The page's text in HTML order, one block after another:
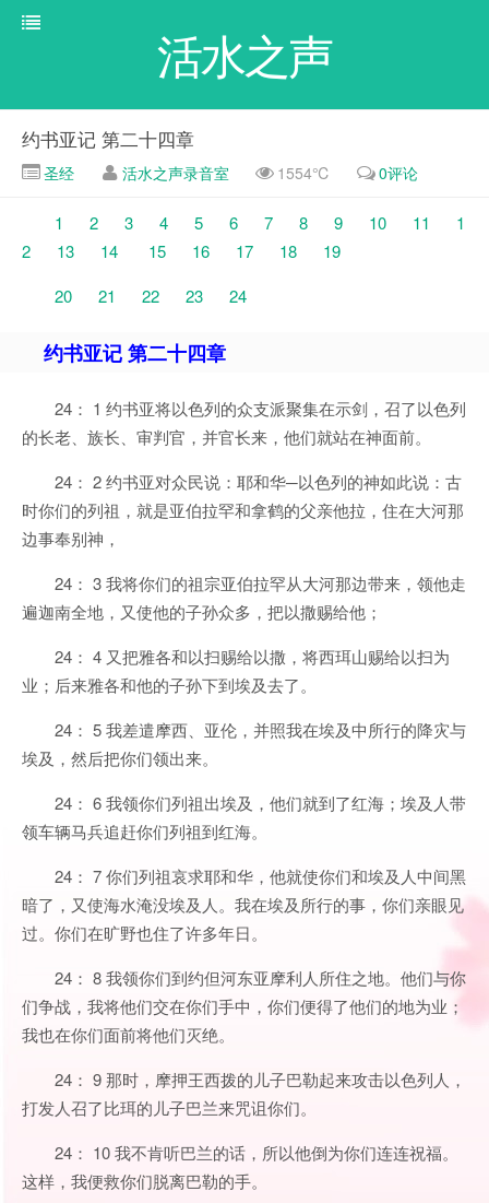
活水之声
约书亚记 第二十四章
圣经 活水之声录音室 1554℃ 0评论
1 2 3 4 5 6 7 8 9 10 11
1
2
13 14 15 16 17 18
19
20
21 22 23 24
约书亚记 第二十四章
24： 1 约书亚将以色列的众支派聚集在示剑，召了以色列
的长老、族长、审判官，并官长来，他们就站在神面前。
24： 2 约书亚对众民说：耶和华─以色列的神如此说：古
时你们的列祖，就是亚伯拉罕和拿鹤的父亲他拉，住在大河那
边事奉别神，
24： 3 我将你们的祖宗亚伯拉罕从大河那边带来，领他走
遍迦南全地，又使他的子孙众多，把以撒赐给他；
24： 4 又把雅各和以扫赐给以撒，将西珥山赐给以扫为
业；后来雅各和他的子孙下到埃及去了。
24： 5 我差遣摩西、亚伦，并照我在埃及中所行的降灾与
埃及，然后把你们领出来。
24： 6 我领你们列祖出埃及，他们就到了红海；埃及人带
领车辆马兵追赶你们列祖到红海。
24： 7 你们列祖哀求耶和华，他就使你们和埃及人中间黑
暗了，又使海水淹没埃及人。我在埃及所行的事，你们亲眼见
过。你们在旷野也住了许多年日。
24： 8 我领你们到约但河东亚摩利人所住之地。他们与你
们争战，我将他们交在你们手中，你们便得了他们的地为业；
我也在你们面前将他们灭绝。
24： 9 那时，摩押王西拨的儿子巴勒起来攻击以色列人，
打发人召了比珥的儿子巴兰来咒诅你们。
24： 10 我不肯听巴兰的话，所以他倒为你们连连祝福。
这样，我便救你们脱离巴勒的手。